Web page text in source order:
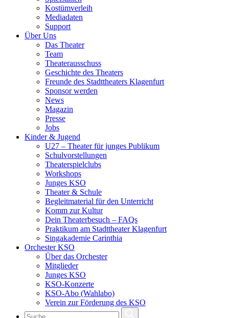
Kostümverleih
Mediadaten
Support
Über Uns
Das Theater
Team
Theaterausschuss
Geschichte des Theaters
Freunde des Stadttheaters Klagenfurt
Sponsor werden
News
Magazin
Presse
Jobs
Kinder & Jugend
U27 – Theater für junges Publikum
Schulvorstellungen
Theaterspielclubs
Workshops
Junges KSO
Theater & Schule
Begleitmaterial für den Unterricht
Komm zur Kultur
Dein Theaterbesuch – FAQs
Praktikum am Stadttheater Klagenfurt
Singakademie Carinthia
Orchester KSO
Über das Orchester
Mitglieder
Junges KSO
KSO-Konzerte
KSO-Abo (Wahlabo)
Verein zur Förderung des KSO